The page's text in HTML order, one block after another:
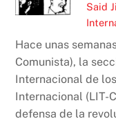
Said
Hace unas
Comunista), la
Internacional de
Internacional (LIT-
defensa de la